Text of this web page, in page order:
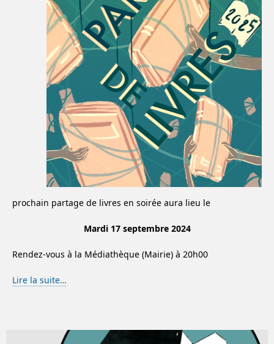
prochain partage de livres en soirée aura lieu le
Mardi 17 septembre 2024
Rendez-vous à la Médiathèque (Mairie) à 20h00
Lire la suite…